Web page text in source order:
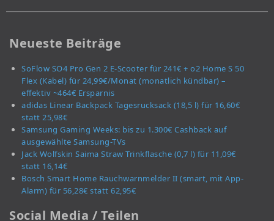
Neueste Beiträge
SoFlow SO4 Pro Gen 2 E-Scooter für 241€ + o2 Home S 50
Flex (Kabel) für 24,99€/Monat (monatlich kündbar) –
effektiv ~464€ Ersparnis
adidas Linear Backpack Tagesrucksack (18,5 l) für 16,60€
statt 25,98€
Samsung Gaming Weeks: bis zu 1.300€ Cashback auf
ausgewählte Samsung-TVs
Jack Wolfskin Saima Straw Trinkflasche (0,7 l) für 11,09€
statt 16,14€
Bosch Smart Home Rauchwarnmelder II (smart, mit App-
Alarm) für 56,28€ statt 62,95€
Social Media / Teilen